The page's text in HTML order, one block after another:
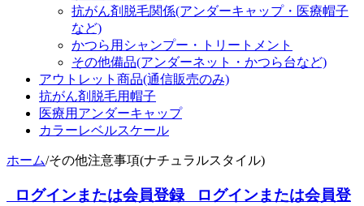
抗がん剤脱毛関係(アンダーキャップ・医療帽子
など)
かつら用シャンプー・トリートメント
その他備品(アンダーネット・かつら台など)
アウトレット商品(通信販売のみ)
抗がん剤脱毛用帽子
医療用アンダーキャップ
カラーレベルスケール
ホーム/その他注意事項(ナチュラルスタイル)
ログインまたは会員登録
ログインまたは会員登